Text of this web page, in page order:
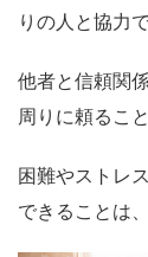
りの人と協力
他者と信頼関
周りに頼るこ
困難やストレ
できることは